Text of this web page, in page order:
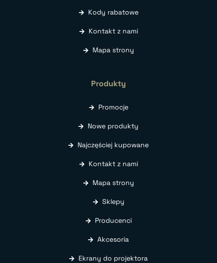
Kody rabatowe
Kontakt z nami
Mapa strony
Produkty
Promocje
Nowe produkty
Najczęściej kupowane
Kontakt z nami
Mapa strony
Sklepy
Producenci
Akcesoria
Ekrany do projektora